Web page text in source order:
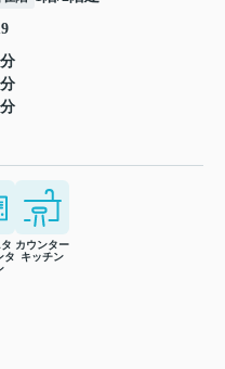
タ
カウンター
キッチン